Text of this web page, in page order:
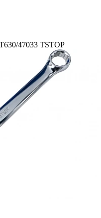
47033 TSTOP